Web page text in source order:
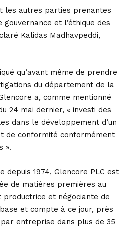
les autres parties prenantes
et l’éthique des
Kalidas Madhavpeddi,
qu’avant même de prendre
du département de la
a, comme mentionné
24 mai dernier, « investi des
dans le développement d’un
de conformité conformément
».
depuis 1974, Glencore PLC est
de matières premières au
productrice et négociante de
et compte à ce jour, près
entreprise dans plus de 35